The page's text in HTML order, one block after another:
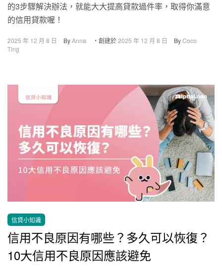
的3步驟解決辦法，就能大大提高貸款過件率，取得你滿意
的信用貸款喔！
2025 年 12 月 8 日 ByAnna ・創建於2025 年 12 月 8 日 ByCoco
Ting
信貸小知識
信用不良原因有哪些？多久可以恢復？
10大信用不良原因應該避免